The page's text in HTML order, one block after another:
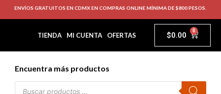
ENVÍOS GRATUITOS EN CDMX EN COMPRAS ONLINE MÍNIMA DE $800 PESOS.
TIENDA MI CUENTA OFERTAS $0.00 0
Encuentra más productos